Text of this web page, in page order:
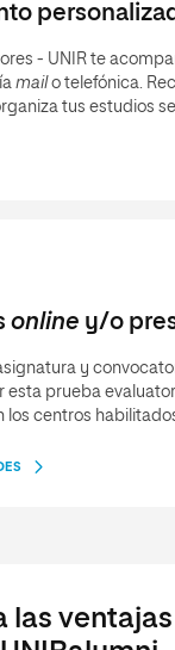
- UNIR te
mail o telefónica.
tus estudios
online y/o
y
esta prueba
los centros
las